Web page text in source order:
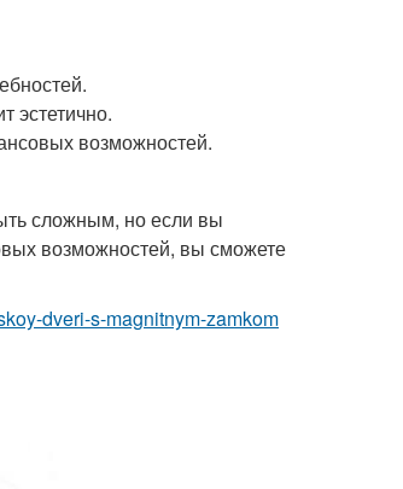
эстетично.
возможностей.
сложным, но если вы
возможностей, вы сможете
dveri-s-magnitnym-zamkom